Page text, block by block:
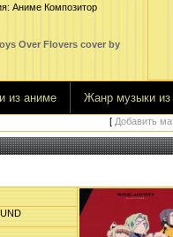
Композитор
Flovers cover by
из аниме Жанр музыки из
[ Добавить